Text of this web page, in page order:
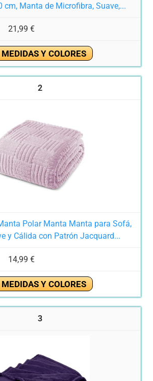
cm, Manta de Microfibra, Suave,...
21,99 €
MEDIDAS Y COLORES
2
Polar Manta Manta para Sofá,
y Cálida con Patrón Jacquard...
14,99 €
MEDIDAS Y COLORES
3